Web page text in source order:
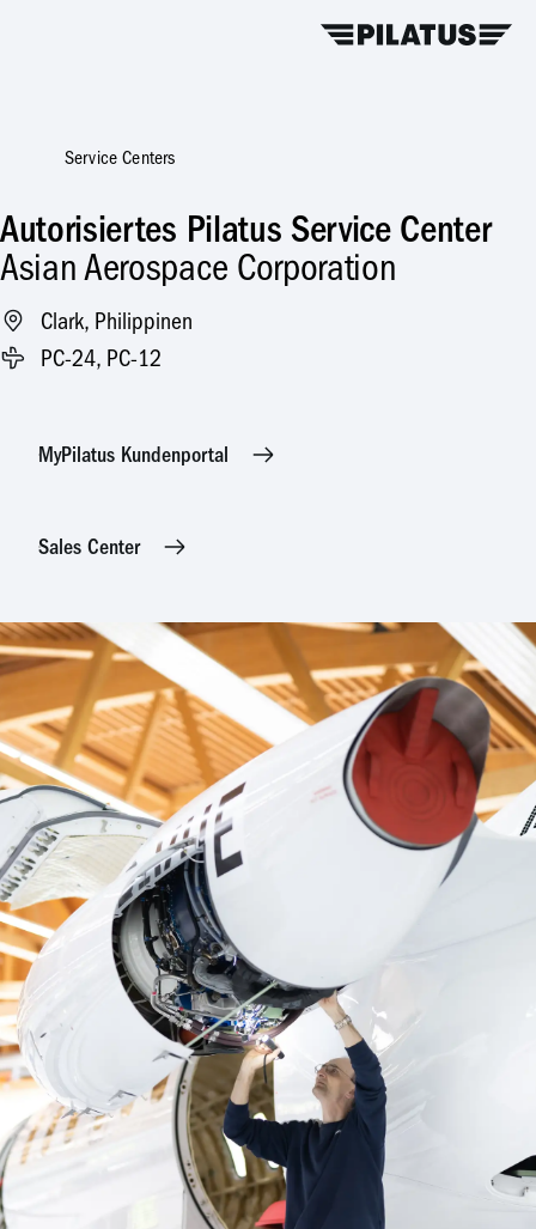
Service Centers
Autorisiertes Pilatus Service Center
Asian Aerospace Corporation
Clark, Philippinen
PC-24, PC-12
MyPilatus Kundenportal
Sales Center